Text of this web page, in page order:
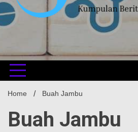
Home Buah Jambu
Buah Jambu